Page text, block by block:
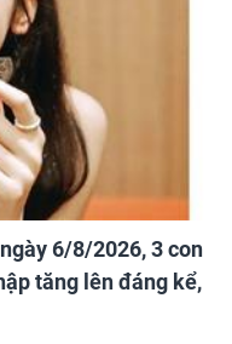
6/8/2026, 3 con
tăng lên đáng kể,